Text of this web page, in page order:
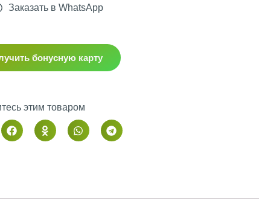
Заказать в WhatsApp
бонусную карту
этим товаром